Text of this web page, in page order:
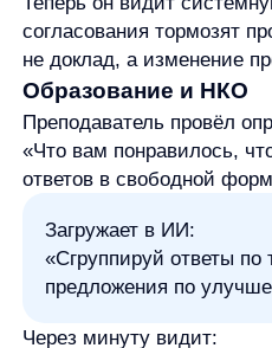
Загрузите файл и задайте
Начните с простого:
«Покажи общую
месяцам»
«Какой товар самый
«Выдели основные
Не бойтесь формулировать
ИИ привык к разговорному
Уточняйте.
Если ответ показался
уточняющий вопрос:
«А по регионам?»